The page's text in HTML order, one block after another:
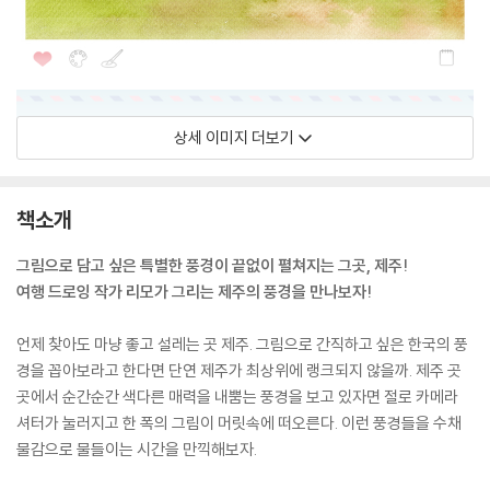
상세 이미지 더보기
책소개
그림으로 담고 싶은 특별한 풍경이 끝없이 펼쳐지는 그곳, 제주!
여행 드로잉 작가 리모가 그리는 제주의 풍경을 만나보자!
언제 찾아도 마냥 좋고 설레는 곳 제주. 그림으로 간직하고 싶은 한국의 풍
경을 꼽아보라고 한다면 단연 제주가 최상위에 랭크되지 않을까. 제주 곳
곳에서 순간순간 색다른 매력을 내뿜는 풍경을 보고 있자면 절로 카메라
셔터가 눌러지고 한 폭의 그림이 머릿속에 떠오른다. 이런 풍경들을 수채
물감으로 물들이는 시간을 만끽해보자.